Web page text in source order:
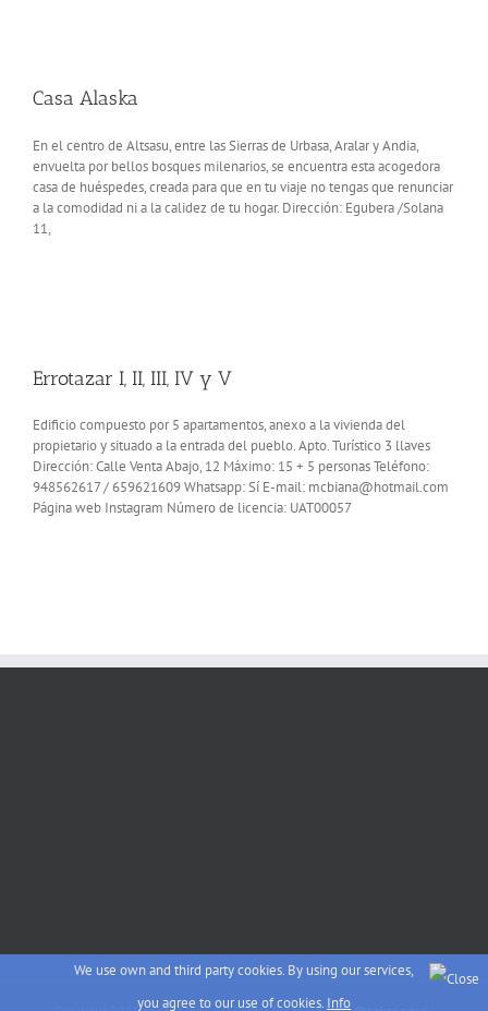
Casa Alaska
En el centro de Altsasu, entre las Sierras de Urbasa, Aralar y Andia,
envuelta por bellos bosques milenarios, se encuentra esta acogedora
casa de huéspedes, creada para que en tu viaje no tengas que renunciar
a la comodidad ni a la calidez de tu hogar. Dirección: Egubera /Solana
11,
Errotazar I, II, III, IV y V
Edificio compuesto por 5 apartamentos, anexo a la vivienda del
propietario y situado a la entrada del pueblo. Apto. Turístico 3 llaves
Dirección: Calle Venta Abajo, 12 Máximo: 15 + 5 personas Teléfono:
948562617 / 659621609 Whatsapp: Sí E-mail: mcbiana@hotmail.com
Página web Instagram Número de licencia: UAT00057
We use own and third party cookies. By using our services,
you agree to our use of cookies. Info